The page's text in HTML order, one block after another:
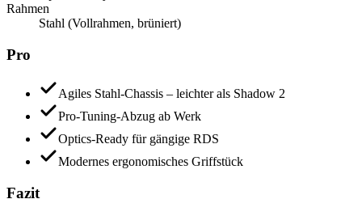
Rahmen
Stahl (Vollrahmen, brüniert)
Pro
Agiles Stahl-Chassis – leichter als Shadow 2
Pro-Tuning-Abzug ab Werk
Optics-Ready für gängige RDS
Modernes ergonomisches Griffstück
Fazit